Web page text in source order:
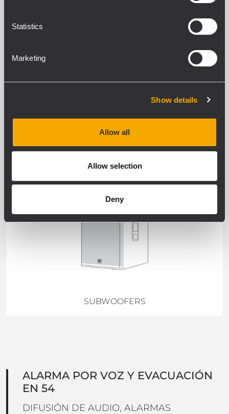
Statistics
Marketing
Show details
Allow all
Allow selection
Deny
SPEAKERS
SUBWOOFERS
ALARMA POR VOZ Y EVACUACIÓN
EN 54
DIFUSIÓN DE AUDIO, ALARMAS